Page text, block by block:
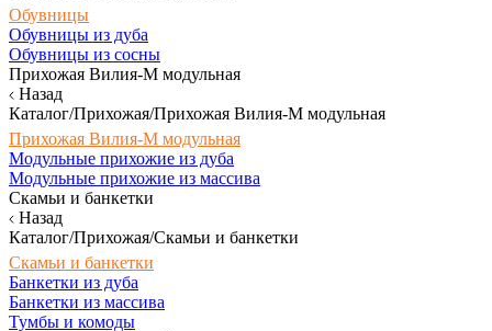
Обувницы
Обувницы из дуба
Обувницы из сосны
Прихожая Вилия-М модульная
Назад
Каталог/Прихожая/Прихожая Вилия-М модульная
Прихожая Вилия-М модульная
Модульные прихожие из дуба
Модульные прихожие из массива
Скамьи и банкетки
Назад
Каталог/Прихожая/Скамьи и банкетки
Скамьи и банкетки
Банкетки из дуба
Банкетки из массива
Тумбы и комоды